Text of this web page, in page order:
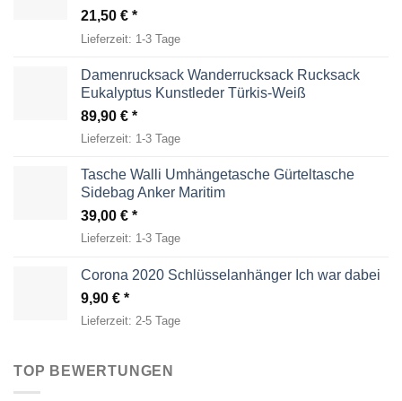
21,50 €
Lieferzeit: 1-3 Tage
Damenrucksack Wanderrucksack Rucksack
Eukalyptus Kunstleder Türkis-Weiß
89,90 €
Lieferzeit: 1-3 Tage
Tasche Walli Umhängetasche Gürteltasche
Sidebag Anker Maritim
39,00 €
Lieferzeit: 1-3 Tage
Corona 2020 Schlüsselanhänger Ich war dabei
9,90 €
Lieferzeit: 2-5 Tage
TOP BEWERTUNGEN